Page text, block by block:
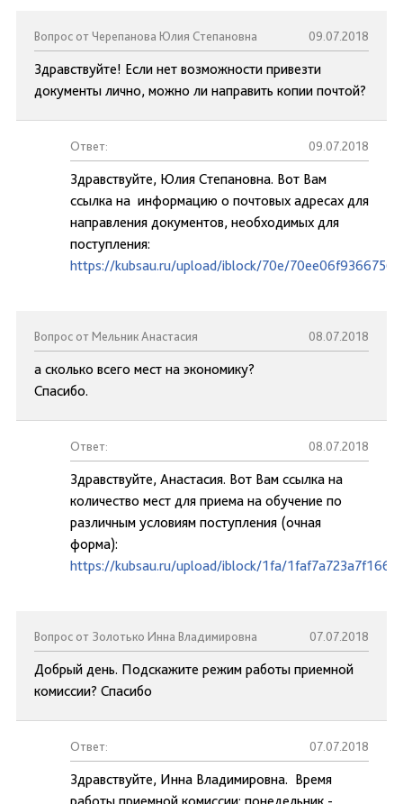
Вопрос от Черепанова Юлия Степановна 09.07.2018
Здравствуйте! Если нет возможности привезти
документы лично, можно ли направить копии почтой?
Ответ: 09.07.2018
Здравствуйте, Юлия Степановна. Вот Вам
ссылка на информацию о почтовых адресах для
направления документов, необходимых для
поступления:
https://kubsau.ru/upload/iblock/70e/
Вопрос от Мельник Анастасия 08.07.2018
а сколько всего мест на экономику?
Спасибо.
Ответ: 08.07.2018
Здравствуйте, Анастасия. Вот Вам ссылка на
количество мест для приема на обучение по
различным условиям поступления (очная
форма):
https://kubsau.ru/upload/iblock/1fa/
Вопрос от Золотько Инна Владимировна 07.07.2018
Добрый день. Подскажите режим работы приемной
комиссии? Спасибо
Ответ: 07.07.2018
Здравствуйте, Инна Владимировна. Время